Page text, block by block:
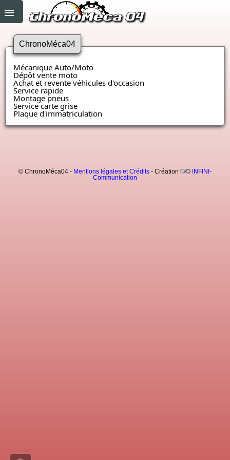
ChronoMéca04
Mécanique Auto/Moto
Dépôt vente moto
Achat et revente véhicules d'occasion
Service rapide
Montage pneus
Service carte grise
Plaque d'immatriculation
© ChronoMéca04 - Mentions légales et Crédits- Création
INFINI-
Communication